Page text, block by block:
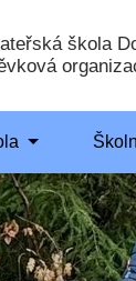
škola